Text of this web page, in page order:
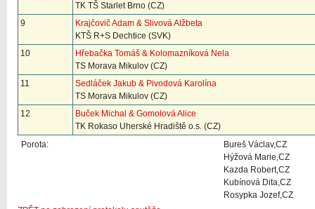
TK TŠ Starlet Brno (CZ)
9
Krajčovič Adam & Slivová Alžbeta
KTŠ R+S Dechtice (SVK)
10
Hřebačka Tomáš & Kolomazníková Nela
TS Morava Mikulov (CZ)
11
Sedláček Jakub & Pivodová Karolína
TS Morava Mikulov (CZ)
12
Buček Michal & Gomolová Alice
TK Rokaso Uherské Hradiště o.s. (CZ)
Porota:
Bureš Václav,CZ
Hýžová Marie,CZ
Kazda Robert,CZ
Kubínová Dita,CZ
Rosypka Jozef,CZ